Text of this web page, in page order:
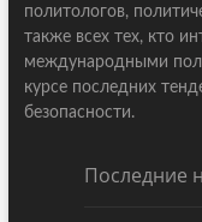
политологов,
также всех тех, кто
международными
курсе последних
безопасности.
Последние